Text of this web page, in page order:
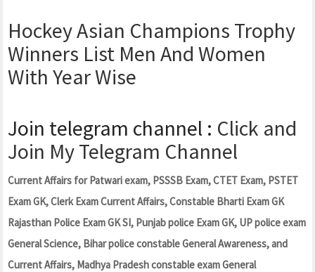
Hockey Asian Champions Trophy
Winners List Men And Women
With Year Wise
Join telegram channel : Click and
Join My Telegram Channel
Current Affairs for Patwari exam, PSSSB Exam, CTET Exam, PSTET
Exam GK, Clerk Exam Current Affairs, Constable Bharti Exam GK
Rajasthan Police Exam GK SI, Punjab police Exam GK, UP police exam
General Science, Bihar police constable General Awareness, and
Current Affairs, Madhya Pradesh constable exam General